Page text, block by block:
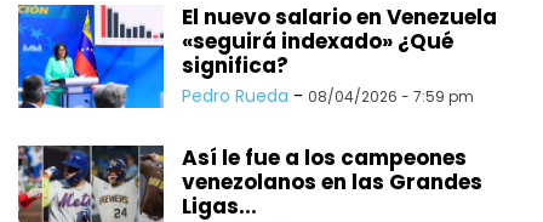
El nuevo salario en Venezuela
«seguirá indexado» ¿Qué
significa?
Pedro Rueda - 08/04/2026 - 7:59 pm
Así le fue a los campeones
venezolanos en las Grandes
Ligas...